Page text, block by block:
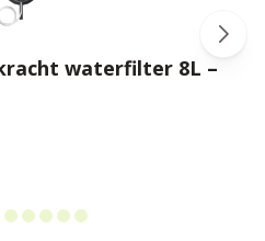
waterfilter 8L –